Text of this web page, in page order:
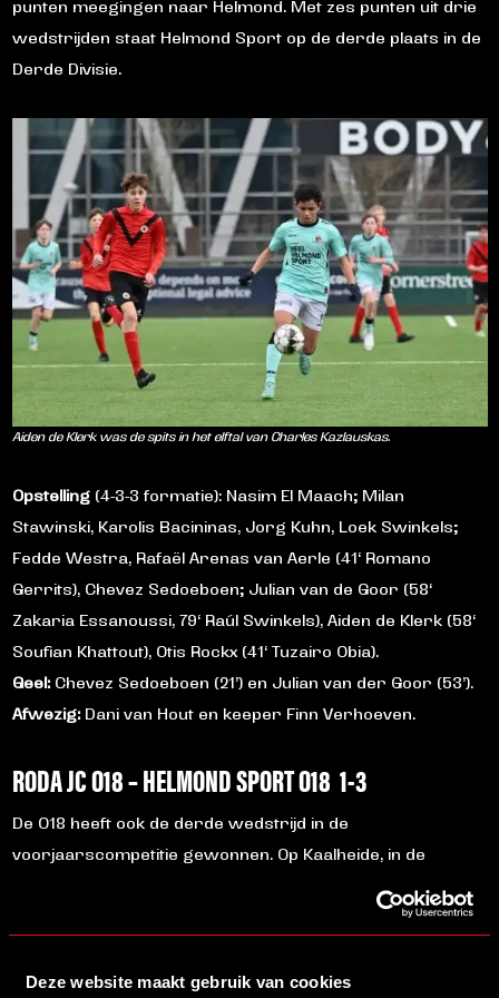
Deze website maakt gebruik van cookies
punten meegingen naar Helmond. Met zes punten uit drie
wedstrijden staat Helmond Sport op de derde plaats in de
Derde Divisie.
Aiden de Klerk was de spits in het elftal van Charles Kazlauskas.
Opstelling (4-3-3 formatie): Nasim El Maach; Milan
Stawinski, Karolis Bacininas, Jorg Kuhn, Loek Swinkels;
Fedde Westra, Rafaël Arenas van Aerle (41‘ Romano
Gerrits), Chevez Sedoeboen; Julian van de Goor (58‘
Zakaria Essanoussi, 79‘ Raúl Swinkels), Aiden de Klerk (58‘
Soufian Khattout), Otis Rockx (41‘ Tuzairo Obia).
Geel:Chevez Sedoeboen (21’) en Julian van der Goor (53’).
Afwezig:Dani van Hout en keeper Finn Verhoeven.
RODA JC O18 – HELMOND SPORT O18 1-3
De O18 heeft ook de derde wedstrijd in de
voorjaarscompetitie gewonnen. Op Kaalheide, in de
schaduw van het aloude stadion daterend uit de tijd dat
carnaval pas op zondag begon, werd een overtuigende